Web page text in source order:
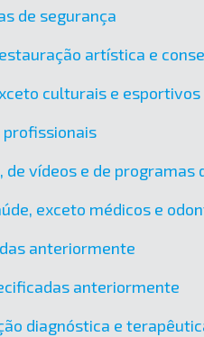
de segurança
artística e
culturais e esportivos
profissionais
vídeos e de programas
exceto médicos e
anteriormente
anteriormente
diagnóstica e